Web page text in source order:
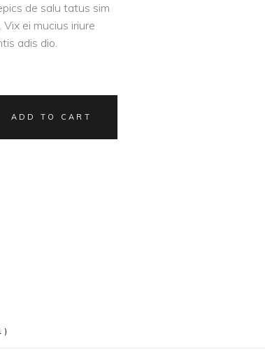
de salu tatus sim
ei mucius iriure
adis dio.
ADD TO CART